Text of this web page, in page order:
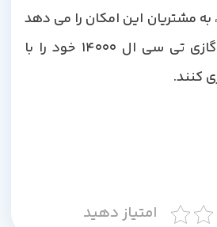
این امکان را می دهد
که با اطمینان کولر گازی تی سی ال 14000 خود را با
امتیاز دهید